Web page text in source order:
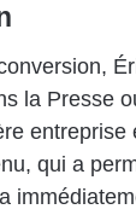
la Presse
entreprise
qui a